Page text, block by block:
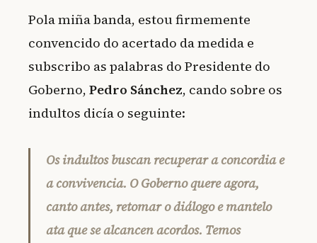
Pola miña banda, estou firmemente
convencido do acertado da medida e
subscribo as palabras do Presidente do
Goberno, Pedro Sánchez, cando sobre os
indultos dicía o seguinte:
Os indultos buscan recuperar a concordia e
a convivencia. O Goberno quere agora,
canto antes, retomar o diálogo e mantelo
ata que se alcancen acordos. Temos